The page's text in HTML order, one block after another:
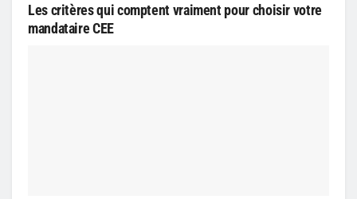
Les critères qui comptent vraiment pour choisir votre
mandataire CEE